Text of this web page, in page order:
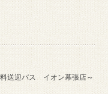
料送迎バス イオン幕張店～